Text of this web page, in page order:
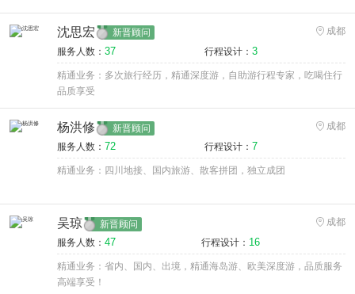
沈思宏 新晋顾问
成都
服务人数： 37 行程设计： 3
精通业务：多次旅行经历，精通深度游，自助游行程专家，吃喝住行
品质享受
杨洪修 新晋顾问
成都
服务人数： 72 行程设计： 7
精通业务：四川地接、国内旅游、散客拼团，独立成团
吴琼 新晋顾问
成都
服务人数： 47 行程设计： 16
精通业务：省内、国内、出境，精通海岛游、欧美深度游，品质服务
高端享受！